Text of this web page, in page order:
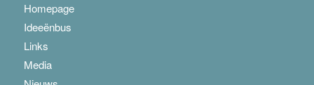
Homepage
Ideeënbus
Links
Media